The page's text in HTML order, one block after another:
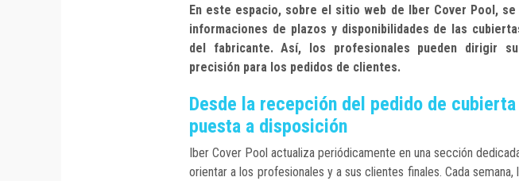
En este espacio, sobre el sitio web de Iber Cover Pool,
informaciones de plazos y disponibilidades de las
del fabricante. Así, los profesionales pueden dirigir
precisión para los pedidos de clientes.
Desde la recepción del pedido de
puesta a disposición
Iber Cover Pool actualiza periódicamente en una sección
orientar a los profesionales y a sus clientes finales. Cada